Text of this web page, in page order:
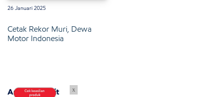
26 Januari 2025
Cetak Rekor Muri, Dewa
Motor Indonesia
Artikel Terkait x